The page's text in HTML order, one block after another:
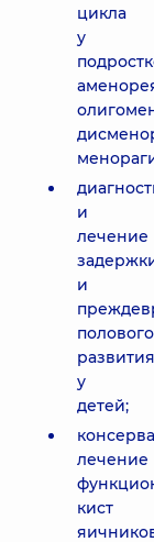
цикла
у
и
лечение
и
полового
развития
у
детей;
лечение
кист